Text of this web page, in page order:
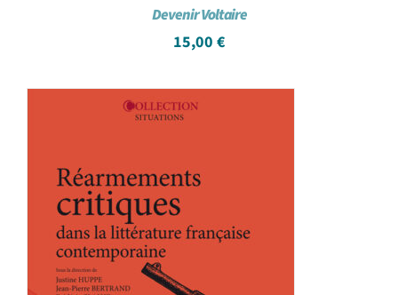
Devenir Voltaire
15,00 €